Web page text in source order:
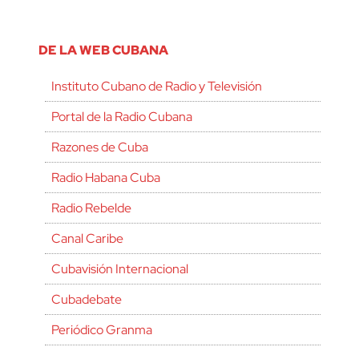
DE LA WEB CUBANA
Instituto Cubano de Radio y Televisión
Portal de la Radio Cubana
Razones de Cuba
Radio Habana Cuba
Radio Rebelde
Canal Caribe
Cubavisión Internacional
Cubadebate
Periódico Granma